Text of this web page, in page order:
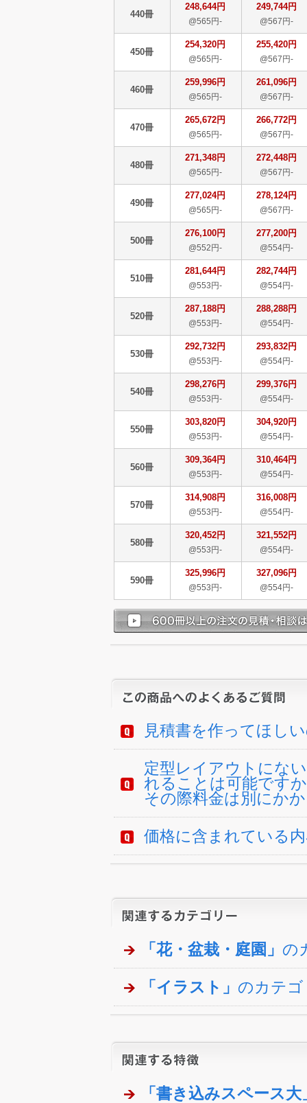
440冊
248,644円
@565円-
249,744円
@567円-
450冊
254,320円
@565円-
255,420円
@567円-
460冊
259,996円
@565円-
261,096円
@567円-
470冊
265,672円
@565円-
266,772円
@567円-
480冊
271,348円
@565円-
272,448円
@567円-
490冊
277,024円
@565円-
278,124円
@567円-
500冊
276,100円
@552円-
277,200円
@554円-
510冊
281,644円
@553円-
282,744円
@554円-
520冊
287,188円
@553円-
288,288円
@554円-
530冊
292,732円
@553円-
293,832円
@554円-
540冊
298,276円
@553円-
299,376円
@554円-
550冊
303,820円
@553円-
304,920円
@554円-
560冊
309,364円
@553円-
310,464円
@554円-
570冊
314,908円
@553円-
316,008円
@554円-
580冊
320,452円
@553円-
321,552円
@554円-
590冊
325,996円
@553円-
327,096円
@554円-
見積書を作ってほし
定型レイアウトにな
れることは可能です
その際料金は別にか
価格に含まれている
「花・盆栽・庭園」 の
「イラスト」 のカテ
「書き込みスペース大